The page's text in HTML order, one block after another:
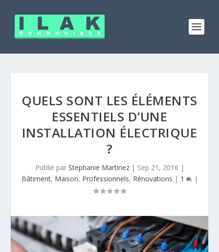
QUELS SONT LES ÉLÉMENTS
ESSENTIELS D’UNE
INSTALLATION ÉLECTRIQUE
?
Publié par Stephanie Martinez| Sep 21, 2016 |
Bâtiment, Maison, Professionnels, Rénovations | 1 |